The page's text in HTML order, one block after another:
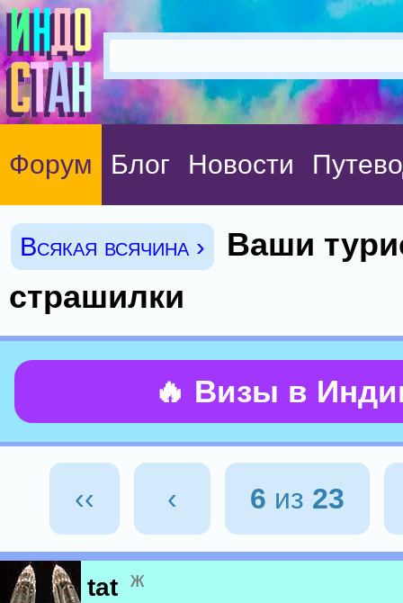
Форум Блог Новости
Всякая всячина ›
Ваши
страшилки
🔥 Визы в
‹‹ ‹ 6 из 23
tat ж